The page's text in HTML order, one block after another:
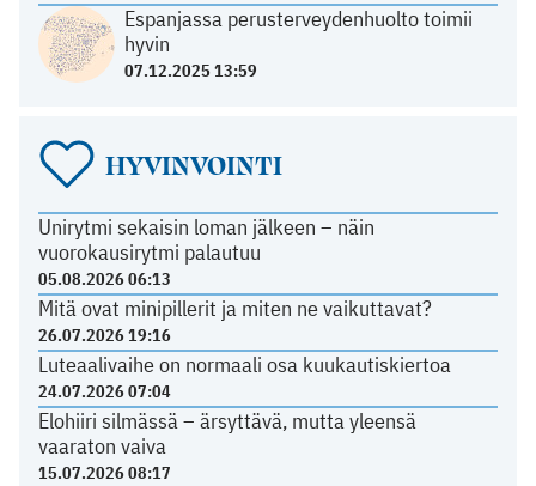
Espanjassa perusterveydenhuolto toimii
hyvin
07.12.2025 13:59
HYVINVOINTI
Unirytmi sekaisin loman jälkeen – näin
vuorokausirytmi palautuu
05.08.2026 06:13
Mitä ovat minipillerit ja miten ne vaikuttavat?
26.07.2026 19:16
Luteaalivaihe on normaali osa kuukautiskiertoa
24.07.2026 07:04
Elohiiri silmässä – ärsyttävä, mutta yleensä
vaaraton vaiva
15.07.2026 08:17